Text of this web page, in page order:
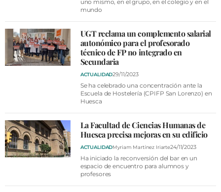
CARTELERA
FARMACIAS
HORÓSCOPO
CLUB DEL AMIGO MILITANTE
INICIAR SESIÓN
uno mismo, en el grupo, en el colegio y en el
mundo
UGT reclama un complemento salarial
autonómico para el profesorado
técnico de FP no integrado en
Secundaria
ACTUALIDAD29/11/2023
Se ha celebrado una concentración ante la
Escuela de Hostelería (CPIFP San Lorenzo) en
Huesca
La Facultad de Ciencias Humanas de
Huesca precisa mejoras en su edificio
ACTUALIDADMyriam Martínez Iriarte24/11/2023
Ha iniciado la reconversión del bar en un
espacio de encuentro para alumnos y
profesores